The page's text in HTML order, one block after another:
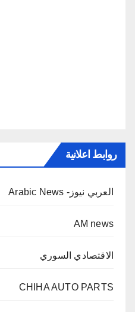
روابط اعلانية
العربي نيوز- Arabic News
AM news
الاقتصادي السوري
CHIHA AUTO PARTS